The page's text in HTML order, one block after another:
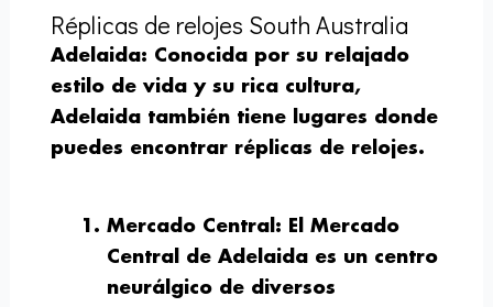
Réplicas de relojes South Australia
Adelaida: Conocida por su relajado
estilo de vida y su rica cultura,
Adelaida también tiene lugares donde
puedes encontrar réplicas de relojes.
Mercado Central : El Mercado
Central de Adelaida es un centro
neurálgico de diversos